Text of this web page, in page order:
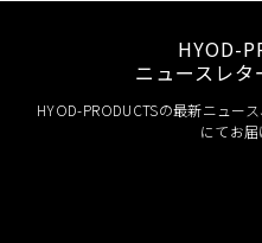
HYOD-
ニュースレタ
HYOD-PRODUCTSの最新ニュー
にてお届